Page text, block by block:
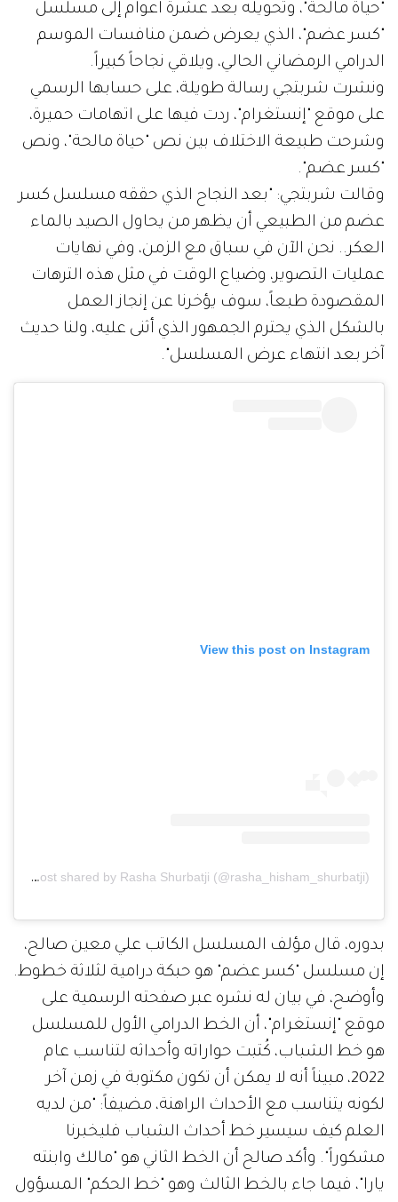
"حياة مالحة"، وتحويله بعد عشرة أعوام إلى مسلسل
"كسر عضم"، الذي يعرض ضمن منافسات الموسم
الدرامي الرمضاني الحالي، ويلاقي نجاحاً كبيراً.
ونشرت شربتجي رسالة طويلة، على حسابها الرسمي
على موقع "إنستغرام"، ردت فيها على اتهامات حميرة،
وشرحت طبيعة الاختلاف بين نص "حياة مالحة"، ونص
"كسر عضم".
وقالت شربتجي: "بعد النجاح الذي حققه مسلسل كسر
عضم من الطبيعي أن يظهر من يحاول الصيد بالماء
العكر.. نحن الآن في سباق مع الزمن، وفي نهايات
عمليات التصوير، وضياع الوقت في مثل هذه الترهات
المقصودة طبعاً، سوف يؤخرنا عن إنجاز العمل
بالشكل الذي يحترم الجمهور الذي أثنى عليه، ولنا حديث
آخر بعد انتهاء عرض المسلسل".
View this post on Instagram
A post shared by Rasha Shurbatji (@rasha_hisham_shurbatji)
بدوره، قال مؤلف المسلسل الكاتب علي معين صالح،
إن مسلسل "كسر عضم" هو حبكة درامية لثلاثة خطوط.
وأوضح، في بيان له نشره عبر صفحته الرسمية على
موقع "إنستغرام"، أن الخط الدرامي الأول للمسلسل
هو خط الشباب، كُتبت حواراته وأحداثه لتناسب عام
2022، مبيناً أنه لا يمكن أن تكون مكتوبة في زمن آخر
لكونه يتناسب مع الأحداث الراهنة، مضيفاً: "من لديه
العلم كيف سيسير خط أحداث الشباب فليخبرنا
مشكوراً". وأكد صالح أن الخط الثاني هو "مالك وابنته
يارا"، فيما جاء بالخط الثالث وهو "خط الحكم" المسؤول